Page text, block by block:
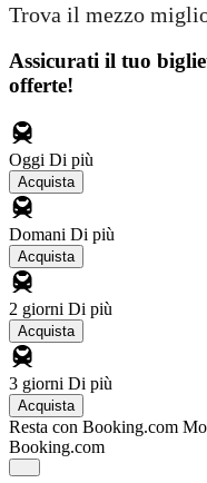
Trova il mezzo
Assicurati il ​​tuo
offerte!
Oggi Di più
Acquista
Domani Di più
Acquista
2 giorni Di più
Acquista
3 giorni Di più
Acquista
Resta con Booking.com
Booking.com